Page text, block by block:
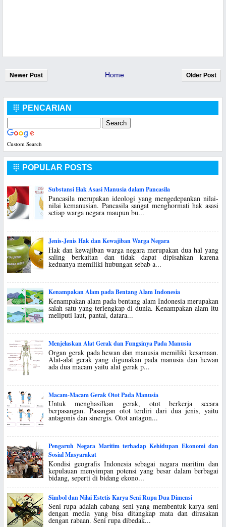
Newer Post Older Post
Home
 PENCARIAN
Custom Search
 POPULAR POSTS
Substansi Hak Asasi Manusia dalam Pancasila
Pancasila merupakan ideologi yang mengedepankan nilai-
nilai kemanusian. Pancasila sangat menghormati hak asasi
setiap warga negara maupun bu...
Jenis-Jenis Hak dan Kewajiban Warga Negara
Hak dan kewajiban warga negara merupakan dua hal yang
saling berkaitan dan tidak dapat dipisahkan karena
keduanya memiliki hubungan sebab a...
Kenampakan Alam pada Bentang Alam Indonesia
Kenampakan alam pada bentang alam Indonesia merupakan
salah satu yang terlengkap di dunia. Kenampakan alam itu
meliputi laut, pantai, datara...
Menjelaskan Alat Gerak dan Fungsinya Pada Manusia
Organ gerak pada hewan dan manusia memiliki kesamaan.
Alat-alat gerak yang digunakan pada manusia dan hewan
ada dua macam yaitu alat gerak p...
Macam-Macam Gerak Otot Pada Manusia
Untuk menghasilkan gerak, otot berkerja secara
berpasangan. Pasangan otot terdiri dari dua jenis, yaitu
antagonis dan sinergis. Otot antagon...
Pengaruh Negara Maritim terhadap Kehidupan Ekonomi dan
Sosial Masyarakat
Kondisi geografis Indonesia sebagai negara maritim dan
kepulauan menyimpan potensi yang besar dalam berbagai
bidang, seperti di bidang ekono...
Simbol dan Nilai Estetis Karya Seni Rupa Dua Dimensi
Seni rupa adalah cabang seni yang membentuk karya seni
dengan media yang bisa ditangkap mata dan dirasakan
dengan rabaan. Seni rupa dibedak...